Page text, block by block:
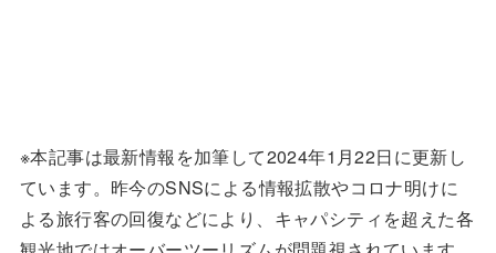
※本記事は最新情報を加筆して2024年1月22日に更新し
ています。昨今のSNSによる情報拡散やコロナ明けに
よる旅行客の回復などにより、キャパシティを超えた各